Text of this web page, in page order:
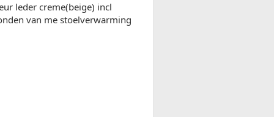
leder creme(beige) incl
van me stoelverwarming